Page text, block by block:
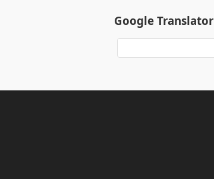
Google Translator